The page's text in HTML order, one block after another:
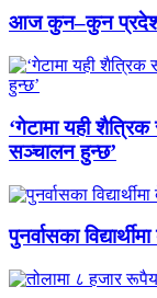
आज कुन–कुन
‘गेटामा यही
सञ्चालन हुन्छ’
पुनर्वासका